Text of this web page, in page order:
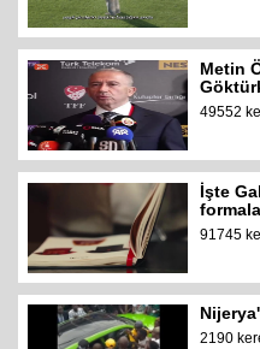
Metin
49552
İşte
91745
2190